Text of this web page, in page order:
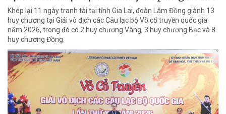
Khép lại 11 ngày tranh tài tại tỉnh Gia Lai, đoàn Lâm Đồng giành 13
huy chương tại Giải vô địch các Câu lạc bộ Võ cổ truyền quốc gia
năm 2026, trong đó có 2 huy chương Vàng, 3 huy chương Bạc và 8
huy chương Đồng.